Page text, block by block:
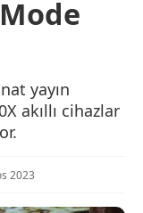
yayın
akıllı cihazlar
2023